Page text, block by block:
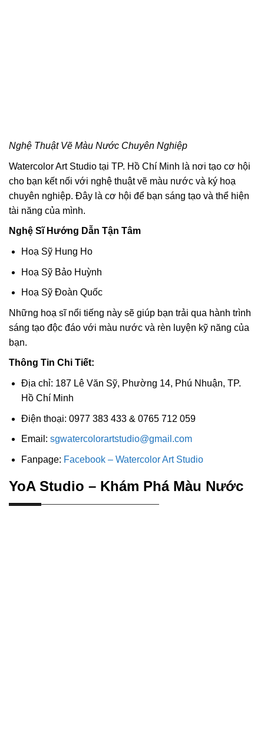
Nghệ Thuật Vẽ Màu Nước Chuyên Nghiệp
Watercolor Art Studio tại TP. Hồ Chí Minh là nơi tạo cơ hội
cho bạn kết nối với nghệ thuật vẽ màu nước và ký hoạ
chuyên nghiệp. Đây là cơ hội để bạn sáng tạo và thể hiện
tài năng của mình.
Nghệ Sĩ Hướng Dẫn Tận Tâm
Hoạ Sỹ Hung Ho
Hoạ Sỹ Bảo Huỳnh
Hoạ Sỹ Đoàn Quốc
Những hoạ sĩ nổi tiếng này sẽ giúp bạn trải qua hành trình
sáng tạo độc đáo với màu nước và rèn luyện kỹ năng của
bạn.
Thông Tin Chi Tiết:
Địa chỉ: 187 Lê Văn Sỹ, Phường 14, Phú Nhuận, TP.
Hồ Chí Minh
Điện thoại: 0977 383 433 & 0765 712 059
Email: sgwatercolorartstudio@gmail.com
Fanpage: Facebook – Watercolor Art Studio
YoA Studio – Khám Phá Màu Nước